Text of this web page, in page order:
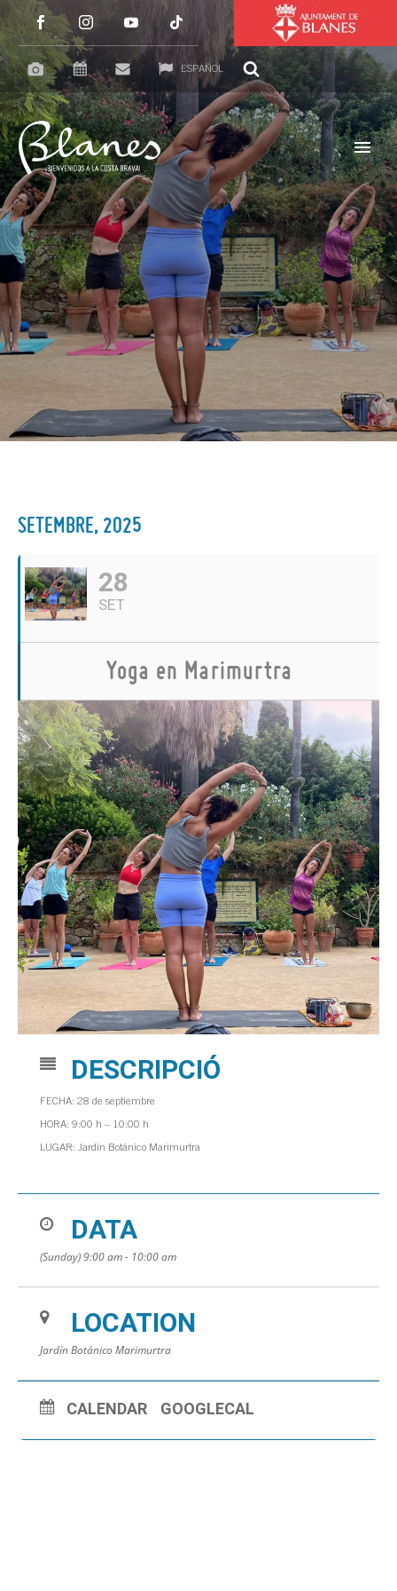
ESPAÑOL
SETEMBRE, 2025
28
SET
Yoga en Marimurtra
DESCRIPCIÓ
FECHA: 28 de septiembre
HORA: 9:00 h – 10:00 h
LUGAR: Jardín Botánico Marimurtra
DATA
(Sunday) 9:00 am - 10:00 am
LOCATION
Jardín Botánico Marimurtra
CALENDAR GOOGLECAL